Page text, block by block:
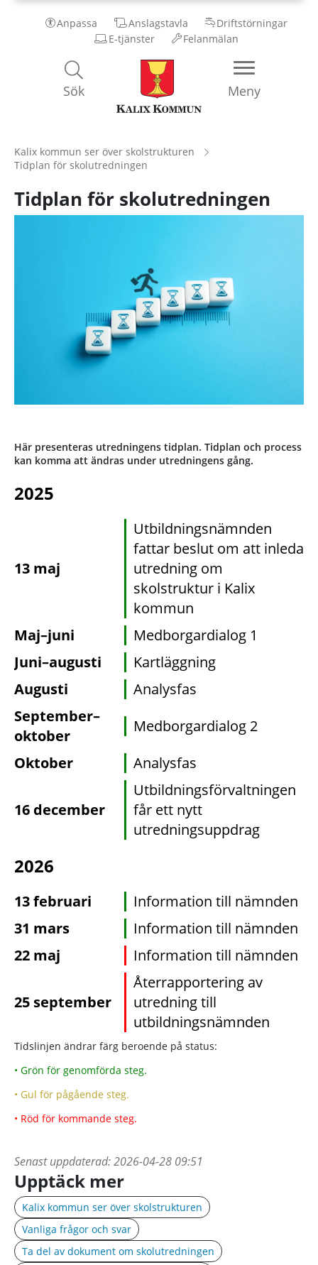
Anpassa Anslagstavla
Driftstörningar
E-tjänster
Felanmälan
Kalix
Kommun
Meny
Sök
Kalix kommun ser över skolstrukturen
Tidplan för skolutredningen
Tidplan för skolutredningen
Här presenteras utredningens tidplan. Tidplan och process
kan komma att ändras under utredningens gång.
2025
13 maj
Utbildningsnämnden
fattar beslut om att inleda
utredning om
skolstruktur i Kalix
kommun
Maj–juni
Medborgardialog 1
Juni–augusti
Kartläggning
Augusti
Analysfas
September–
oktober
Medborgardialog 2
Oktober
Analysfas
16 december
Utbildningsförvaltningen
får ett nytt
utredningsuppdrag
2026
13 februari
Information till nämnden
31 mars
Information till nämnden
22 maj
Information till nämnden
25 september
Återrapportering av
utredning till
utbildningsnämnden
Tidslinjen ändrar färg beroende på status:
• Grön för genomförda steg.
• Gul för pågående steg.
• Röd för kommande steg.
Senast uppdaterad:2026-04-28 09:51
Upptäck mer
Kalix kommun ser över skolstrukturen
Vanliga frågor och svar
Ta del av dokument om skolutredningen